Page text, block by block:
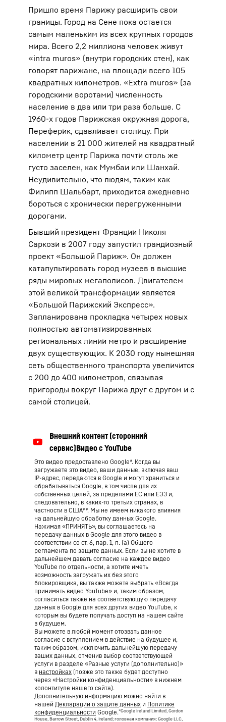
Пришло время Парижу расширить свои
границы. Город на Сене пока остается
самым маленьким из всех крупных городов
мира. Всего 2,2 миллиона человек живут
«intra muros» (внутри городских стен), как
говорят парижане, на площади всего 105
квадратных километров. «Extra muros» (за
городскими воротами) численность
население в два или три раза больше. С
1960-х годов Парижская окружная дорога,
Переферик, сдавливает столицу. При
населении в 21 000 жителей на квадратный
километр центр Парижа почти столь же
густо заселен, как Мумбаи или Шанхай.
Неудивительно, что людям, таким как
Филипп Шальбарт, приходится ежедневно
бороться с хронически перегруженными
дорогами.
Бывший президент Франции Николя
Саркози в 2007 году запустил грандиозный
проект «Большой Париж». Он должен
катапультировать город музеев в высшие
ряды мировых мегаполисов. Двигателем
этой великой трансформации является
«Большой Парижский Экспресс».
Запланирована прокладка четырех новых
полностью автоматизированных
региональных линии метро и расширение
двух существующих. К 2030 году нынешняя
сеть общественного транспорта увеличится
с 200 до 400 километров, связывая
пригороды вокруг Парижа друг с другом и с
самой столицей.
Это видео предоставлено Google*. Когда вы
загружаете это видео, ваши данные, включая ваш
IP-адрес, передаются в Google и могут храниться и
обрабатываться Google, в том числе для их
собственных целей, за пределами ЕС или ЕЭЗ и,
следовательно, в каких-то третьих странах, в
частности в США**. Мы не имеем никакого влияния
на дальнейшую обработку данных Google.
Нажимая «ПРИНЯТЬ», вы соглашаетесь на
передачу данных в Google для этого видео в
соответствии со ст. 6, пар. 1, п. (а) Общего
регламента по защите данных. Если вы не хотите в
дальнейшем давать согласие на каждое видео
YouTube по отдельности, а хотите иметь
возможность загружать их без этого
блокировщика, вы также можете выбрать «Всегда
принимать видео YouTube» и, таким образом,
согласиться также на соответствующую передачу
данных в Google для всех других видео YouTube, к
которым вы будете получать доступ на нашем сайте
в будущем.
Вы можете в любой момент отозвать данное
согласие с вступлением в действие на будущее и,
таким образом, исключить дальнейшую передачу
ваших данных, отменив выбор соответствующей
услуги в разделе «Разные услуги (дополнительно)»
в настройках (позже это также будет доступно
через «Настройки конфиденциальности» в нижнем
колонтитуле нашего сайта).
Дополнительную информацию можно найти в
нашей Декларации о защите данных и Политике
конфиденциальности Google.*Google Ireland Limited, Gordon
House, Barrow Street, Dublin 4, Ireland; головная компания: Google LLC,